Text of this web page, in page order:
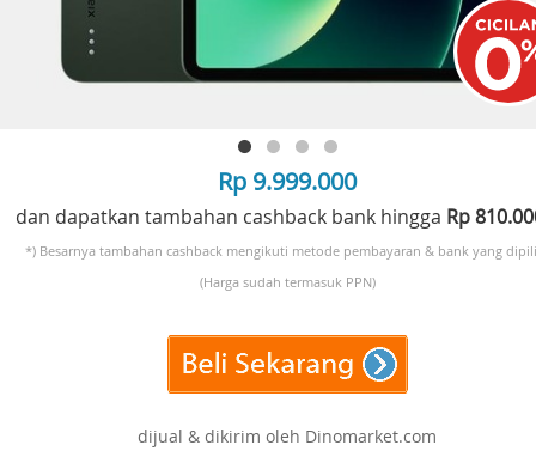
Rp 9.999.000
dan dapatkan tambahan cashback bank hingga Rp
*) Besarnya tambahan cashback mengikuti metode pembayaran & bank yang
(Harga sudah termasuk PPN)
dijual & dikirim oleh Dinomarket.com